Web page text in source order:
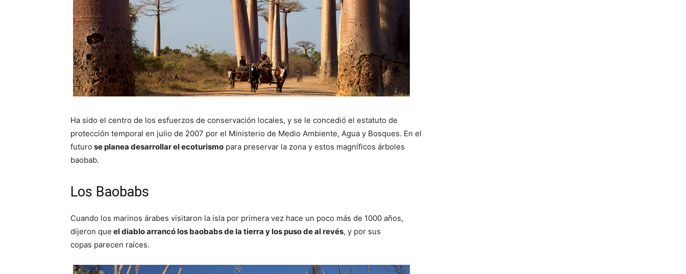
Ha sido el centro de los esfuerzos de conservación locales, y se le concedió el estatuto de
protección temporal en julio de 2007 por el Ministerio de Medio Ambiente, Agua y Bosques. En el
futuro se planea desarrollar el ecoturismo para preservar la zona y estos magníficos árboles
baobab.
Los Baobabs
Cuando los marinos árabes visitaron la isla por primera vez hace un poco más de 1000 años,
dijeron que el diablo arrancó los baobabs de la tierra y los puso de al revés, y por sus
copas parecen raíces.